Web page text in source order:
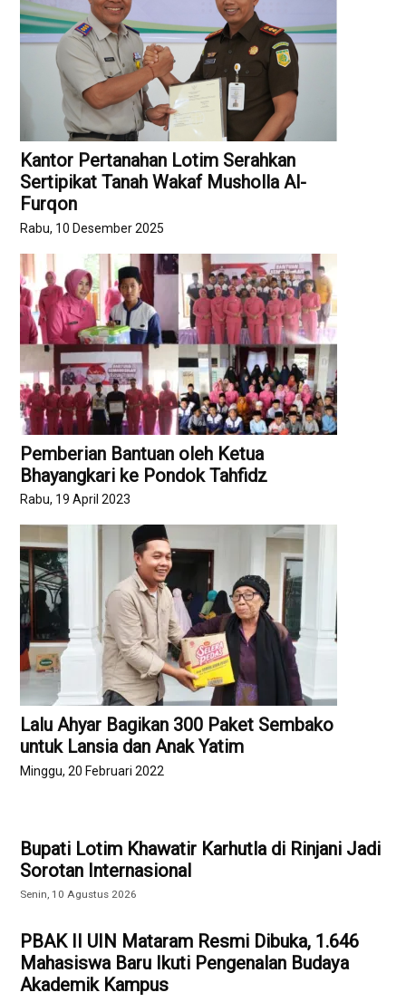
Kantor Pertanahan Lotim Serahkan
Sertipikat Tanah Wakaf Musholla Al-
Furqon
Rabu, 10 Desember 2025
Pemberian Bantuan oleh Ketua
Bhayangkari ke Pondok Tahfidz
Rabu, 19 April 2023
Lalu Ahyar Bagikan 300 Paket Sembako
untuk Lansia dan Anak Yatim
Minggu, 20 Februari 2022
Bupati Lotim Khawatir Karhutla di Rinjani Jadi
Sorotan Internasional
Senin, 10 Agustus 2026
PBAK II UIN Mataram Resmi Dibuka, 1.646
Mahasiswa Baru Ikuti Pengenalan Budaya
Akademik Kampus